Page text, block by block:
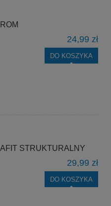
24,99 zł
DO KOSZYKA
STRUKTURALNY
29,99 zł
DO KOSZYKA